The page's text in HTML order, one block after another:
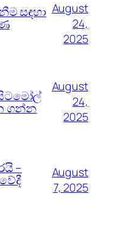
සඳහා August
24,
2025
ගන්න
August
24,
2025
–
August
7, 2025